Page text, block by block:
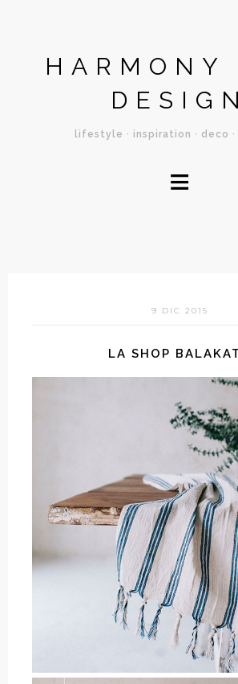
HARMONY
DESIGN
lifestyle · inspiration · deco
≡
9 DIC 2015
LA SHOP